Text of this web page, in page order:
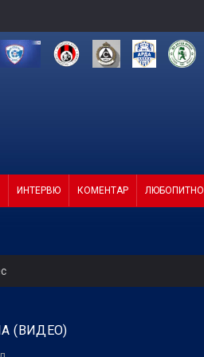
ИНТЕРВЮ КОМЕНТАР ЛЮБОПИТНО
ход на Левски и срещу Локо (Пд)
(ВИДЕО)